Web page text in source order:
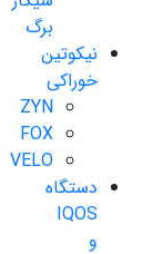
برگ
نیکوتین
خوراکی
ZYN
FOX
VELO
دستگاه
IQOS
و